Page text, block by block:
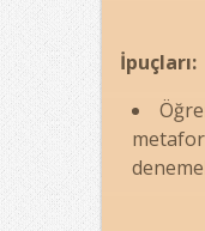
İpuçları: